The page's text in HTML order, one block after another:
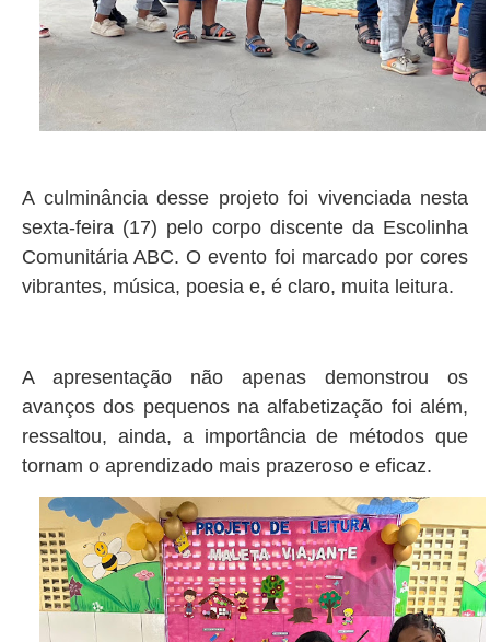
A culminância desse projeto foi vivenciada nesta
sexta-feira (17) pelo corpo discente da Escolinha
Comunitária ABC. O evento foi marcado por cores
vibrantes, música, poesia e, é claro, muita leitura.
A apresentação não apenas demonstrou os
avanços dos pequenos na alfabetização foi além,
ressaltou, ainda, a importância de métodos que
tornam o aprendizado mais prazeroso e eficaz.